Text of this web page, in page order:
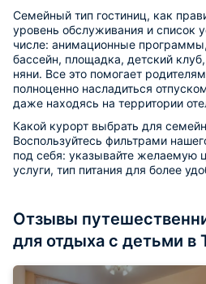
Семейный тип гостиниц, как
уровень обслуживания и список
числе: анимационные
бассейн, площадка, детский
няни. Все это помогает
полноценно насладиться
даже находясь на территории
Какой курорт выбрать для
Воспользуйтесь фильтрами
под себя: указывайте желаемую
услуги, тип питания для более
Отзывы
для отдыха с детьми в